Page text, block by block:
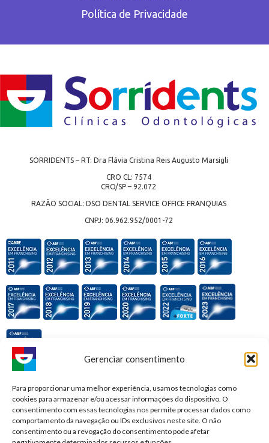
Gerenciar consentimento
Para proporcionar uma melhor experiência, usamos tecnologias como
cookies para armazenar e/ou acessar informações do dispositivo. O
consentimento com essas tecnologias nos permite processar dados como
comportamento da navegação ou IDs exclusivos neste site. O não
consentimento ou a revogação do consentimento pode afetar
Política de Privacidade
SORRIDENTS – RT: Dra Flávia Cristina Reis Augusto Marsigli
CRO CL: 7574
CRO/SP – 92.072
RAZÃO SOCIAL: DSO DENTAL SERVICE OFFICE FRANQUIAS
CNPJ: 06.962.952/0001-72
Premiações e honrarias: